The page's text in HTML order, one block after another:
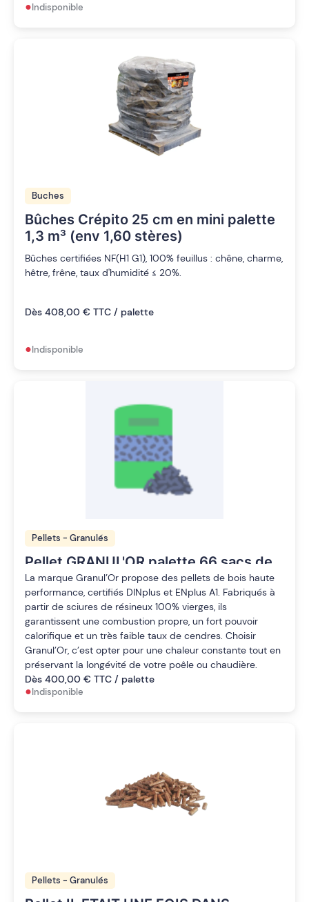
•Indisponible
Buches
Bûches Crépito 25 cm en mini palette
1,3 m³ (env 1,60 stères)
Bûches certifiées NF(H1 G1), 100% feuillus : chêne, charme,
hêtre, frêne, taux d'humidité ≤ 20%.
Dès 408,00 € TTC / palette
•Indisponible
Pellets - Granulés
Pellet GRANUL'OR palette 66 sacs de
15kg
La marque Granul’Or propose des pellets de bois haute
performance, certifiés DINplus et ENplus A1. Fabriqués à
partir de sciures de résineux 100% vierges, ils
garantissent une combustion propre, un fort pouvoir
calorifique et un très faible taux de cendres. Choisir
Granul’Or, c’est opter pour une chaleur constante tout en
préservant la longévité de votre poêle ou chaudière.
Dès 400,00 € TTC / palette
•Indisponible
Pellets - Granulés